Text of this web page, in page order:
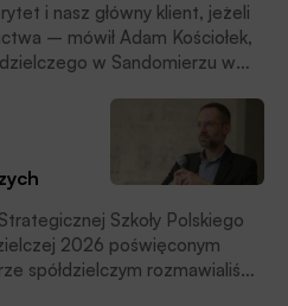
i nasz główny klient, jeżeli
– mówił Adam Kościołek,
w Sandomierzu w
Spółdzielczej.
Szkoły Polskiego
2026 poświęconym
spółdzielczym rozmawialiśmy